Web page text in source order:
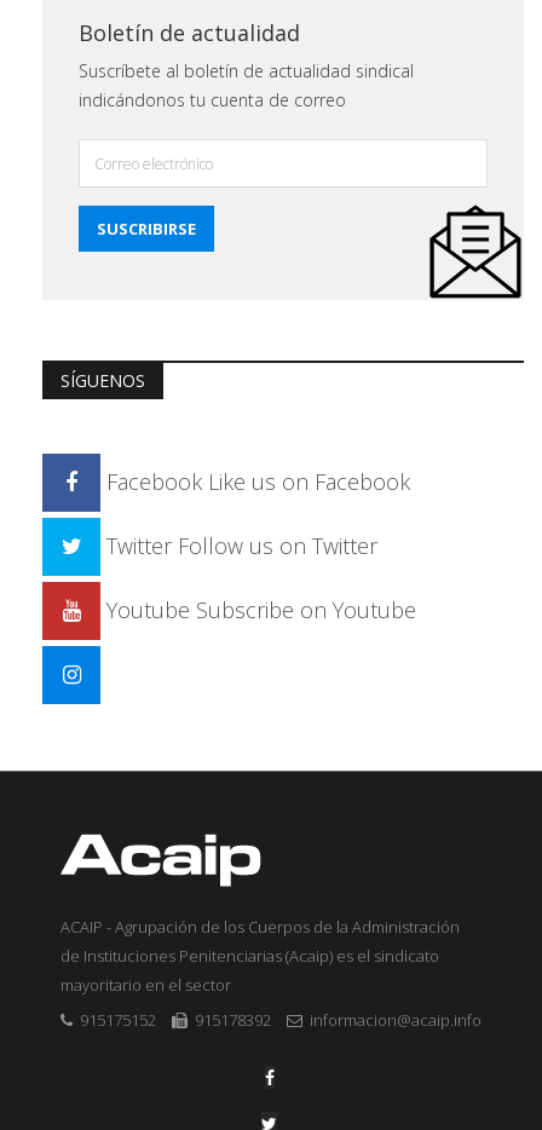
Boletín de actualidad
Suscríbete al boletín de actualidad sindical
indicándonos tu cuenta de correo
SÍGUENOS
Facebook Like us on Facebook
Twitter Follow us on Twitter
Youtube Subscribe on Youtube
ACAIP - Agrupación de los Cuerpos de la Administración
de Instituciones Penitenciarias (Acaip) es el sindicato
mayoritario en el sector
915175152
915178392 informacion@acaip.info